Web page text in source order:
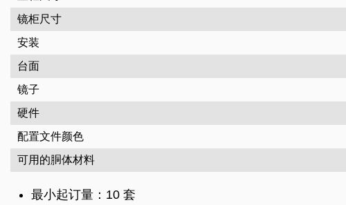
镜柜尺寸
安装
台面
镜子
硬件
配置文件颜色
可用的胴体材料
最小起订量：10 套